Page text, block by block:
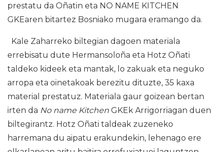
prestatu da Oñatin eta NO NAME KITCHEN
GKEaren bitartez Bosniako mugara eramango da.
Kale Zaharreko biltegian dagoen materiala
errebisatu dute Hermansoloña eta Hotz Oñati
taldeko kideek eta mantak, lo zakuak eta neguko
arropa eta oinetakoak berezitu dituzte, 35 kaxa
material prestatuz. Materiala gaur goizean bertan
irten da No name Kitchen GKEk Arrigorriagan duen
biltegirantz. Hotz Oñati taldeak zuzeneko
harremana du aipatu erakundekin, lehenago ere